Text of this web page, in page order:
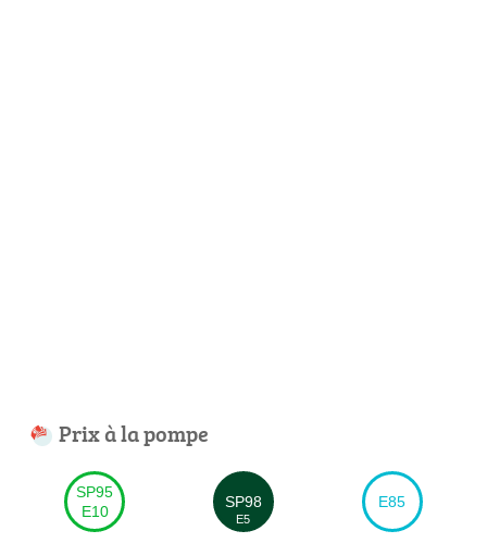
Prix à la pompe
SP95
E10
SP98
E5
E85